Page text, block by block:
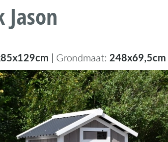
| Grondmaat: 248x69,5cm